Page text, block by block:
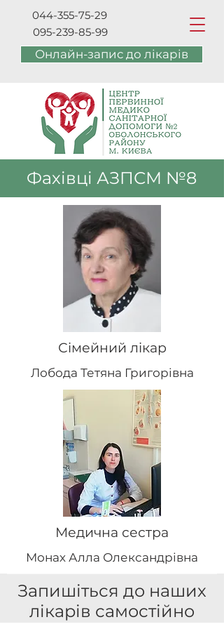
044-355-75-29
095-239-85-99
Онлайн-запис до лікарів
Фахівці АЗПСМ №8
Сімейний лікар
Лобода Тетяна Григорівна
Медична сестра
Монах Алла Олександрівна
Запишіться до наших
лікарів самостійно